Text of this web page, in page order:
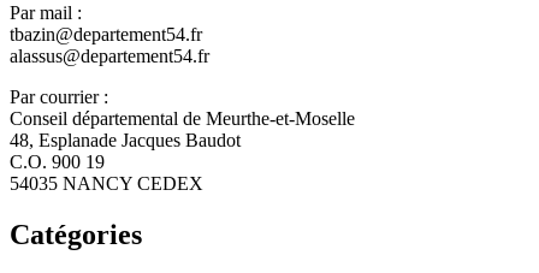
Par mail :
tbazin@departement54.fr
alassus@departement54.fr
Par courrier :
Conseil départemental de Meurthe-et-Moselle
48, Esplanade Jacques Baudot
C.O. 900 19
54035 NANCY CEDEX
Catégories